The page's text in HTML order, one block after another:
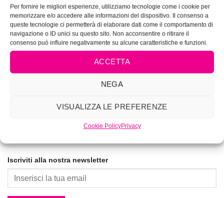
Per fornire le migliori esperienze, utilizziamo tecnologie come i cookie per
memorizzare e/o accedere alle informazioni del dispositivo. Il consenso a
queste tecnologie ci permetterà di elaborare dati come il comportamento di
navigazione o ID unici su questo sito. Non acconsentire o ritirare il
consenso può influire negativamente su alcune caratteristiche e funzioni.
ACCETTA
NEGA
VISUALIZZA LE PREFERENZE
Cookie PolicyPrivacy
Corsi di tatuaggio e piercing autorizzati dalla Regione
Lazio Determinazione N.G04285
La prima Academy per lookmakers dal 1996
Iscriviti alla nostra newsletter